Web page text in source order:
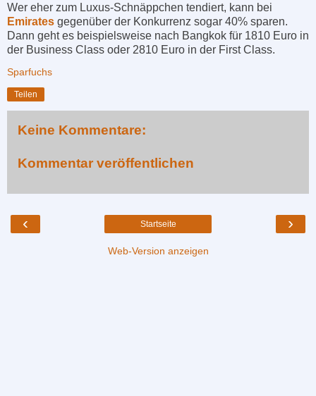
Wer eher zum Luxus-Schnäppchen tendiert, kann bei
Emirates gegenüber der Konkurrenz sogar 40% sparen.
Dann geht es beispielsweise nach Bangkok für 1810 Euro in
der Business Class oder 2810 Euro in der First Class.
Sparfuchs
Teilen
Keine Kommentare:
Kommentar veröffentlichen
‹ ›
Startseite
Web-Version anzeigen